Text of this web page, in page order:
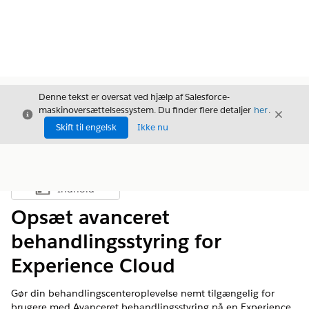
Luk
Denne tekst er oversat ved hjælp af Salesforce-
maskinoversættelsessystem. Du finder flere detaljer her.
Skift til engelsk
Ikke nu
Luk
Vis indholdsfortegnelse
Indhold
Opsæt avanceret
behandlingsstyring for
Experience Cloud
Gør din behandlingscenteroplevelse nemt tilgængelig for